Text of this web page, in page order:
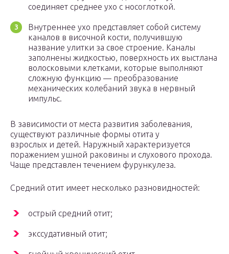
соединяет среднее ухо с носоглоткой.
Внутреннее ухо представляет собой систему
каналов в височной кости, получившую
название улитки за свое строение. Каналы
заполнены жидкостью, поверхность их выстлана
волосковыми клетками, которые выполняют
сложную функцию — преобразование
механических колебаний звука в нервный
импульс.
В зависимости от места развития заболевания,
существуют различные формы отита у
взрослых и детей. Наружный характеризуется
поражением ушной раковины и слухового прохода.
Чаще представлен течением фурункулеза.
Средний отит имеет несколько разновидностей:
острый средний отит;
экссудативный отит;